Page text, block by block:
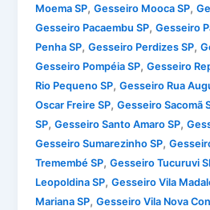
Moema SP,Gesseiro Mooca SP,
Gesseiro Pacaembu SP,Gesseiro
Penha SP,Gesseiro Perdizes SP,
Gesseiro Pompéia SP,Gesseiro
Rio Pequeno SP,Gesseiro Rua
Oscar Freire SP,Gesseiro Sacomã
SP,Gesseiro Santo Amaro SP,
Gesseiro Sumarezinho SP,
Tremembé SP,Gesseiro Tucuruvi
Leopoldina SP,Gesseiro Vila
Mariana SP,Gesseiro Vila Nova